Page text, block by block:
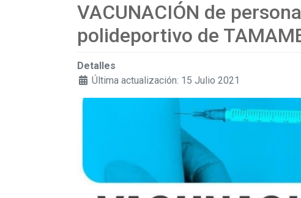
VACUNACIÓN de
polideportivo de
Detalles
Última actualización: 15 Julio 2021